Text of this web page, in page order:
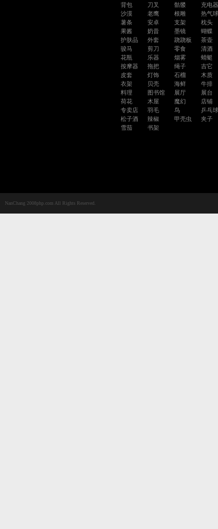
背包
刀叉 骷髅
充电器
沙漠
老鹰 根雕
热气球
薯条
安卓 支架
枕头
果酱
奶昔 墨镜
蝴蝶
护肤品
外套 跷跷板
茶壶
骏马
剪刀 零食
清酒
花瓶
乐器 烟雾
蜻蜓
按摩器
拖把 绳子
吉它
皮套
灯饰 石榴
木质
衣架
贝壳 海鲜
牛排
料理
图书馆 展厅
展台
荷花
木屋 魔幻
店铺
专卖店
羽毛 鸟
乒乓球
松子酒
辣椒 甲壳虫
夹子
雪茄
书架
NanChang 2008php.com All Rights Reserved.